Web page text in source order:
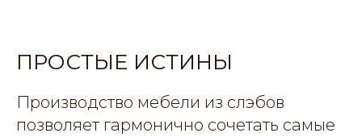
ПРОСТЫЕ ИСТИНЫ
Производство мебели из слэбов
позволяет гармонично сочетать самые